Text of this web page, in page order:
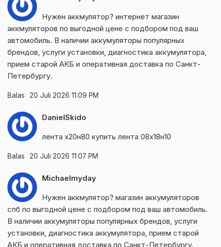
Нужен аккмулятор? интернет магазин
аккмуляторов по выгодной цене с подбором под ваш
автомобиль. В наличии аккумуляторы популярных
брендов, услуги установки, диагностика аккумулятора,
прием старой АКБ и оперативная доставка по Санкт-
Петербургу.
Balas 20 Juli 2026 11:09 PM
DanielSkido
лента х20н80 купить лента 08х18н10
Balas 20 Juli 2026 11:07 PM
Michaelmyday
Нужен аккмулятор? магазин аккумуляторов
спб по выгодной цене с подбором под ваш автомобиль.
В наличии аккумуляторы популярных брендов, услуги
установки, диагностика аккумулятора, прием старой
АКБ и оперативная доставка по Санкт-Петербургу.